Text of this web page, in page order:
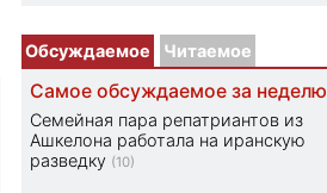
Обсуждаемое Читаемое
Самое обсуждаемое за неделю
Семейная пара репатриантов из
Ашкелона работала на иранскую
разведку (10)